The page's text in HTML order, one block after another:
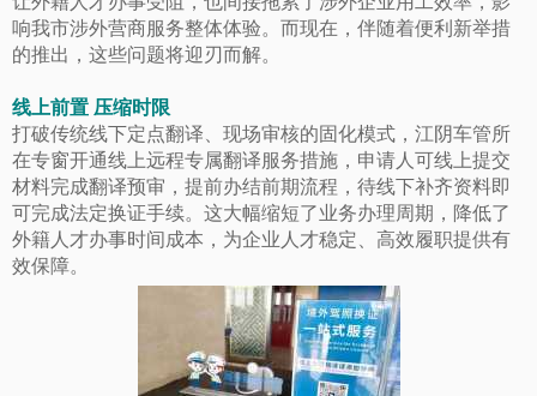
响我市涉外营商服务整体体验。而现在，伴随着便利新举措
的推出，这些问题将迎刃而解。
线上前置 压缩时限
打破传统线下定点翻译、现场审核的固化模式，江阴车管所
在专窗开通线上远程专属翻译服务措施，申请人可线上提交
材料完成翻译预审，提前办结前期流程，待线下补齐资料即
可完成法定换证手续。这大幅缩短了业务办理周期，降低了
外籍人才办事时间成本，为企业人才稳定、高效履职提供有
效保障。